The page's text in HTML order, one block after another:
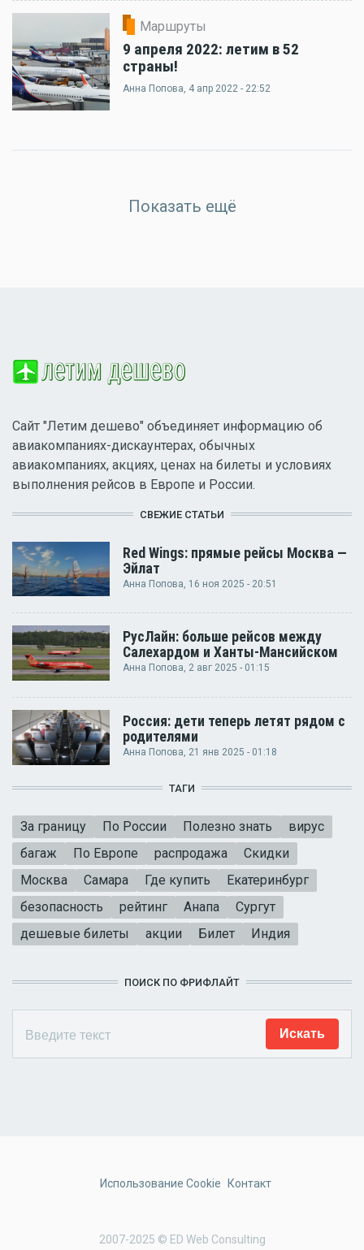
Маршруты
9 апреля 2022: летим в 52
страны!
Анна Попова, 4 апр 2022 - 22:52
Показать ещё
Сайт "Летим дешево" объединяет информацию об
авиакомпаниях-дискаунтерах, обычных
авиакомпаниях, акциях, ценах на билеты и условиях
выполнения рейсов в Европе и России.
СВЕЖИЕ СТАТЬИ
Red Wings: прямые рейсы Москва —
Эйлат
Анна Попова, 16 ноя 2025 - 20:51
РусЛайн: больше рейсов между
Салехардом и Ханты-Мансийском
Анна Попова, 2 авг 2025 - 01:15
Россия: дети теперь летят рядом с
родителями
Анна Попова, 21 янв 2025 - 01:18
ТАГИ
За границу По России Полезно знать
вирус
багаж
По Европе распродажа
Скидки
Москва
Самара Где купить
Екатеринбург
безопасность
рейтинг Анапа
Сургут
дешевые билеты
акции Билет Индия
ПОИСК ПО ФРИФЛАЙТ
2007-2025 © ED Web Consulting
Использование Cookie Контакт